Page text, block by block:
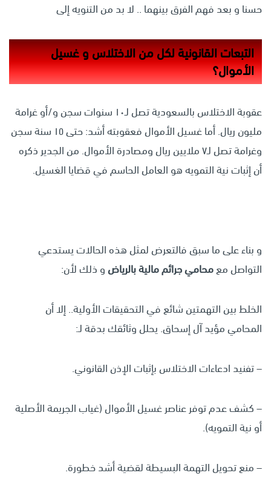
حسنا و بعد فهم الفرق بينهما .. لا بد من التنويه إلى
التبعات القانونية لكل من الاختلاس و غسيل
الأموال؟
عقوبة الاختلاس بالسعودية تصل لـ١٠ سنوات سجن و/أو غرامة
مليون ريال. أما غسيل الأموال فعقوبته أشد: حتى ١٥ سنة سجن
وغرامة تصل لـ٧ ملايين ريال ومصادرة الأموال. من الجدير ذكره
أن إثبات نية التمويه هو العامل الحاسم في قضايا الغسيل.
و بناء على ما سبق فالتعرض لمثل هذه الحالات يستدعي
التواصل معمحامي جرائم مالية بالرياضو ذلك لأن:
الخلط بين التهمتين شائع في التحقيقات الأولية.. إلا أن
المحامي مؤيد آل إسحاق. يحلل وثائقك بدقة لـ:
– تفنيد ادعاءات الاختلاس بإثبات الإذن القانوني.
– كشف عدم توفر عناصر غسيل الأموال (غياب الجريمة الأصلية
أو نية التمويه).
– منع تحويل التهمة البسيطة لقضية أشد خطورة.